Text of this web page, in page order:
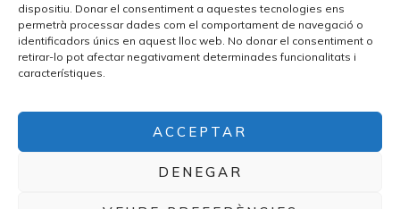
dispositiu. Donar el consentiment a aquestes tecnologies ens
permetrà processar dades com el comportament de navegació o
identificadors únics en aquest lloc web. No donar el consentiment o
retirar-lo pot afectar negativament determinades funcionalitats i
característiques.
ACCEPTAR
DENEGAR
Política de cookies
Declaració d’accessibilitat
+34 676 789 476
merceframis.teatredombres@gmail.com